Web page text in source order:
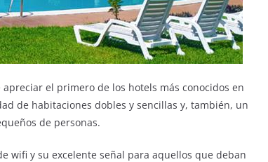
el primero de los hotels más conocidos en
de habitaciones dobles y sencillas y, también, un
de personas.
wifi y su excelente señal para aquellos que deban